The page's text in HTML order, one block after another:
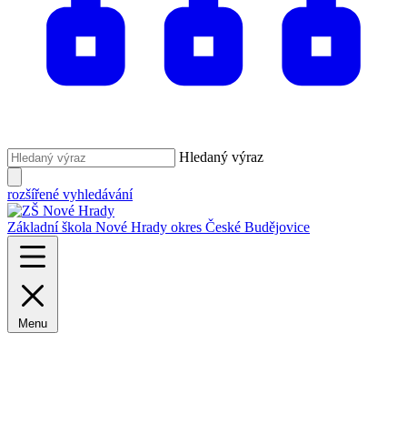
Hledaný výraz
rozšířené vyhledávání
Základní škola Nové Hrady okres České Budějovice
Menu